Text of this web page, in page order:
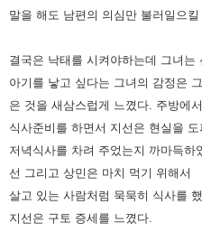
말을 해도 남편의 의심만 불러일으킬
결국은 낙태를 시켜야하는데 그녀
아기를 낳고 싶다는 그녀의 감정은
은 것을 새삼스럽게 느꼈다. 주방에서
식사준비를 하면서 지선은 현실을
저녁식사를 차려 주었는지 까마득
선 그리고 상민은 마치 먹기 위해서
살고 있는 사람처럼 묵묵히 식사를
지선은 구토 증세를 느꼈다.